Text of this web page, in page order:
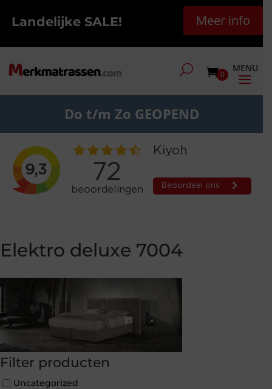
Landelijke SALE! Meer info
0
Do t/m Zo GEOPEND
Elektro deluxe 7004
Filter producten
Uncategorized